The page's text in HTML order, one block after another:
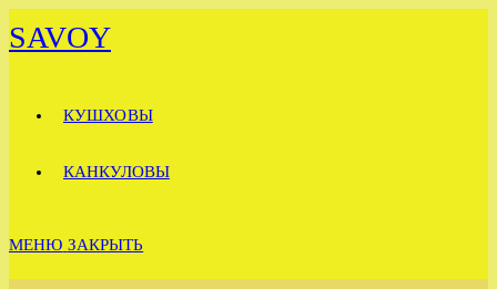
к
SAVOY
КУШХОВЫ
КАНКУЛОВЫ
МЕНЮ ЗАКРЫТЬ